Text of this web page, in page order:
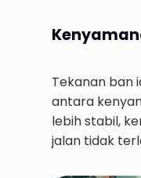
Tekanan ban
antara
lebih stabil,
jalan tidak